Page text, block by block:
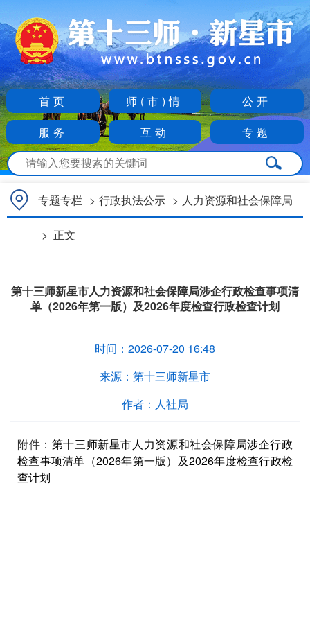
首页 师(市)情
公开
服务
互动 专题
专题专栏 > 行政执法公示 > 人力资源和社会保障局
> 正文
第十三师新星市人力资源和社会保障局涉企行政检查事项清
单（2026年第一版）及2026年度检查行政检查计划
时间： 2026-07-20 16:48
来源： 第十三师新星市
作者： 人社局
附件： 第十三师新星市人力资源和社会保障局涉企行政
检查事项清单（2026年第一版）及2026年度检查行政检
查计划